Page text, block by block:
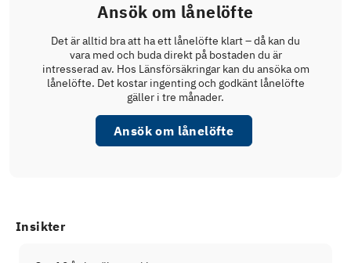
Ansök om lånelöfte
Det är alltid bra att ha ett lånelöfte klart – då kan du
vara med och buda direkt på bostaden du är
intresserad av. Hos Länsförsäkringar kan du ansöka om
lånelöfte. Det kostar ingenting och godkänt lånelöfte
gäller i tre månader.
Ansök om lånelöfte
Insikter